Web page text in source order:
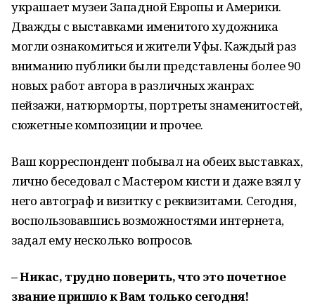
украшает музеи Западной Европы и Америки.
Дважды с выставками именитого художника
могли ознакомиться и жители Уфы. Каждый раз
вниманию публики были представлены более 90
новых работ автора в различных жанрах:
пейзажи, натюрморты, портреты знаменитостей,
сюжетные композиции и прочее.
Ваш корреспондент побывал на обеих выставках,
лично беседовал с Мастером кисти и даже взял у
него автограф и визитку с реквизитами. Сегодня,
воспользовавшись возможностями интернета,
задал ему несколько вопросов.
– Никас, трудно поверить, что это почетное
звание пришло к Вам только сегодня!